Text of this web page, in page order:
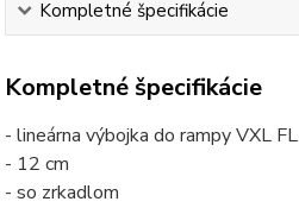
Kompletné špecifikácie
Kompletné špecifikácie
- lineárna výbojka do rampy VXL FL
- 12 cm
- so zrkadlom